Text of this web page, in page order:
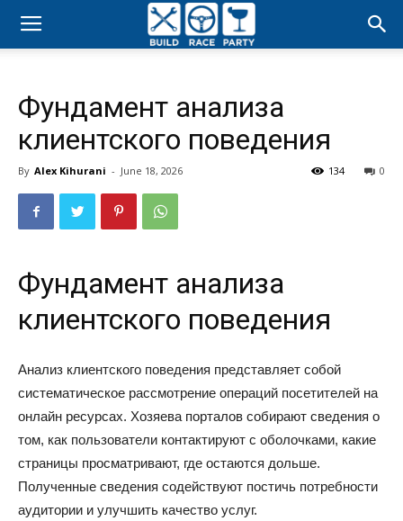
Build
Party
Фундамент анализа
клиентского поведения
By Alex Kihurani - June 18, 2026 0
134
Фундамент анализа
клиентского поведения
Анализ клиентского поведения представляет собой
систематическое рассмотрение операций посетителей на
онлайн ресурсах. Хозяева порталов собирают сведения о
том, как пользователи контактируют с оболочками, какие
страницы просматривают, где остаются дольше.
Полученные сведения содействуют постичь потребности
аудитории и улучшить качество услуг.